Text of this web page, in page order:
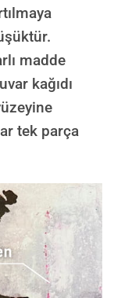
madde
kağıdı
tek parça